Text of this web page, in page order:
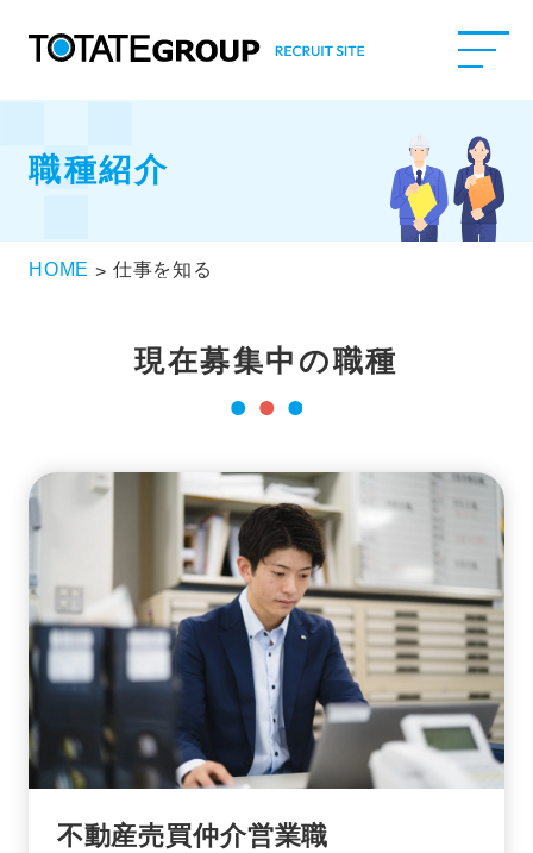
職種紹介
HOME > 仕事を知る
現在募集中の職種
不動産売買仲介営業職